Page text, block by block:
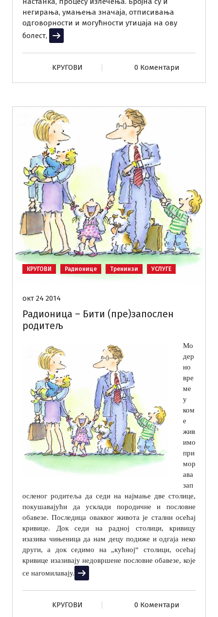
негирања, умањења значаја, отписивања
одговорности и могућности утицаја на ову
болест,
Прочитај више
KРУГОВИ 0 Коментари
КРУГОВИ Радионице Тренинзи УСЛУГЕ
окт 24 2014
Радионица – Бити (пре)запослен
родитељ
Мо
дер
но
вре
ме
у
ком
е
жив
имо
при
мор
ава
зап
осленог родитеља да седи на најмање две столице,
покушавајући да усклади породичне и пословне
обавезе. Последица оваквог живота је стални осећај
кривице. Док седи на радној столици, кривицу
изазива чињеница да нам децу подиже и одгаја неко
други, а док седимо на „кућној“ столици, осећај
кривице изазивају недовршене пословне обавезе, које
се нагомилавају. Прочитај више
KРУГОВИ 0 Коментари